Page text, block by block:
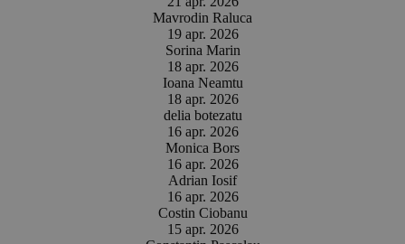
Mavrodin Raluca
19 apr. 2026
Sorina Marin
18 apr. 2026
Ioana Neamtu
18 apr. 2026
delia botezatu
16 apr. 2026
Monica Bors
16 apr. 2026
Adrian Iosif
16 apr. 2026
Costin Ciobanu
15 apr. 2026